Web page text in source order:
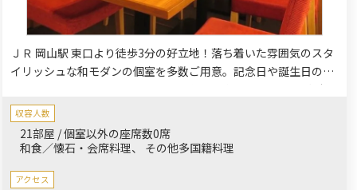
ＪＲ 岡山駅 東口より徒歩3分の好立地！落ち着いた雰囲気のスタ
イリッシュな和モダンの個室を多数ご用意。記念日や誕生日のお
祝いにぴったりの懐石など飲み放題付きの多彩なコースがござい
ます。鮮度抜群の海の幸や山の幸、旬の食材をふんだんに使った
お料理と厳選した美味しいお酒の数々とともに、お祝いの時間を
ゆっくりとお過ごしください。
収容人数
21部屋 / 個室以外の座席数0席
和食／懐石・会席料理
その他多国籍料理
アクセス